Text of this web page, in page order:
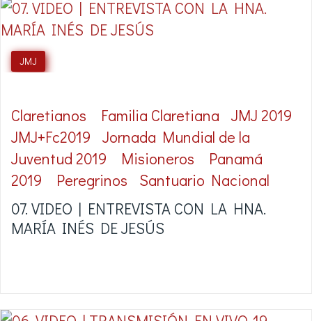
JMJ
Claretianos Familia Claretiana
JMJ 2019
JMJ+Fc2019
Jornada Mundial de la
Juventud 2019
Misioneros
Panamá
2019
Peregrinos
Santuario Nacional
07. VIDEO | ENTREVISTA CON LA HNA.
MARÍA INÉS DE JESÚS